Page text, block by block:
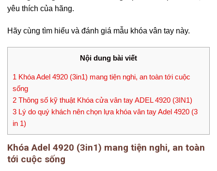
yêu thích của hãng.
Hãy cùng tìm hiểu và đánh giá mẫu khóa vân tay này.
Nội dung bài viết
1 Khóa Adel 4920 (3in1) mang tiện nghi, an toàn tới cuộc
sống
2 Thông số kỹ thuật Khóa cửa vân tay ADEL 4920 (3IN1)
3 Lý do quý khách nên chọn lựa khóa vân tay Adel 4920 (3
in 1)
Khóa Adel 4920 (3in1) mang tiện nghi, an toàn
tới cuộc sống